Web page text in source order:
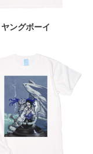
ヤングボーイ